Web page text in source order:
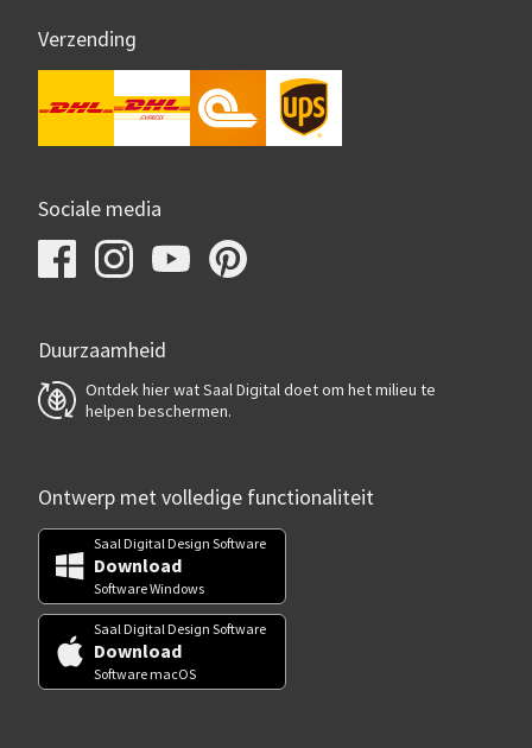
Verzending
Sociale media
Duurzaamheid
Ontdek hier wat Saal Digital doet om het milieu te
helpen beschermen.
Ontwerp met volledige functionaliteit
Saal Digital Design Software
Download
Software Windows
Saal Digital Design Software
Download
Software macOS